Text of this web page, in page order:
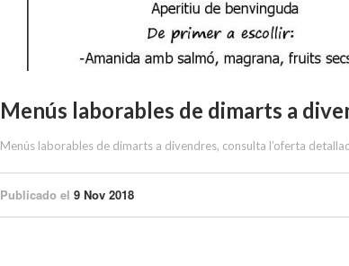
Menús laborables de dimarts a
Menús laborables de dimarts a divendres, consulta l’oferta
Publicado el 9 Nov 2018